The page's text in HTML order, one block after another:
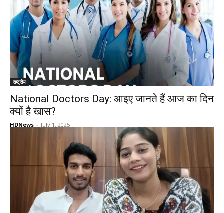
राष्ट्रीय
National Doctors Day: आइए जानते हैं आज का दिन
क्यों है खास?
HDNews - July 1, 2025